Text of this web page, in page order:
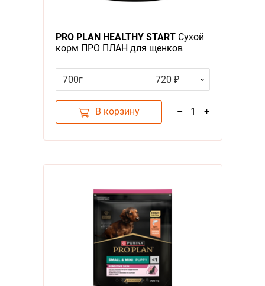
PRO PLAN HEALTHY STARTСухой
корм ПРО ПЛАН для щенков
700г
720 ₽
В корзину – 1 +